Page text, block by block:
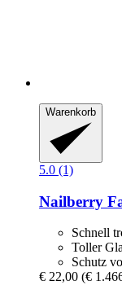
Warenkorb
5.0 (1)
Nailberry
Schnell
Toller
Schutz
€ 22,00 (€